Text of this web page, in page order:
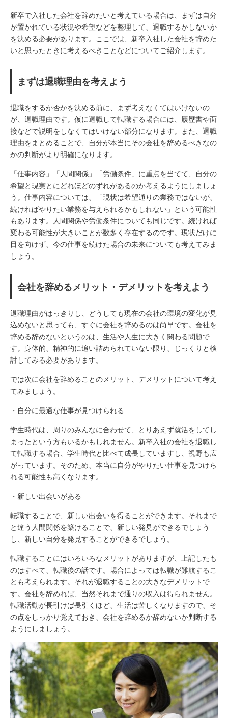
新卒で入社した会社を辞めたいと考えている場合は、まずは自分
が置かれている状況や希望などを整理して、退職するかしないか
を決める必要があります。ここでは、新卒入社した会社を辞めた
いと思ったときに考えるべきことなどについてご紹介します。
まずは退職理由を考えよう
退職をするか否かを決める前に、まず考えなくてはいけないの
が、退職理由です。仮に退職して転職する場合には、履歴書や面
接などで説明をしなくてはいけない部分になります。また、退職
理由をまとめることで、自分が本当にその会社を辞めるべきなの
かの判断がより明確になります。
「仕事内容」「人間関係」「労働条件」に重点を当てて、自分の
希望と現実とにどれほどのずれがあるのか考えるようにしましょ
う。仕事内容については、「現状は希望通りの業務ではないが、
続ければやりたい業務を与えられるかもしれない」という可能性
もあります。人間関係や労働条件についても同じです。続ければ
変わる可能性が大きいことが数多く存在するのです。現状だけに
目を向けず、今の仕事を続けた場合の未来についても考えてみま
しょう。
会社を辞めるメリット・デメリットを考えよう
退職理由がはっきりし、どうしても現在の会社の環境の変化が見
込めないと思っても、すぐに会社を辞めるのは尚早です。会社を
辞める辞めないというのは、生活や人生に大きく関わる問題で
す。身体的、精神的に追い詰められていない限り、じっくりと検
討してみる必要があります。
では次に会社を辞めることのメリット、デメリットについて考え
てみましょう。
・自分に最適な仕事が見つけられる
学生時代は、周りのみんなに合わせて、とりあえず就活をしてし
まったという方もいるかもしれません。新卒入社の会社を退職し
て転職する場合、学生時代と比べて成長していますし、視野も広
がっています。そのため、本当に自分がやりたい仕事を見つけら
れる可能性も高くなります。
・新しい出会いがある
転職することで、新しい出会いを得ることができます。それまで
と違う人間関係を築けることで、新しい発見ができるでしょう
し、新しい自分を発見することができるでしょう。
転職することにはいろいろなメリットがありますが、上記したも
のはすべて、転職後の話です。場合によっては転職が難航するこ
とも考えられます。それが退職することの大きなデメリットで
す。会社を辞めれば、当然それまで通りの収入は得られません。
転職活動が長引けば長引くほど、生活は苦しくなりますので、そ
の点をしっかり覚えておき、会社を辞めるか辞めないか判断する
ようにしましょう。